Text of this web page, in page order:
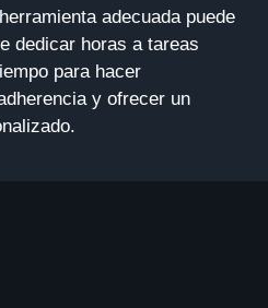
adecuada puede
dedicar horas a tareas
para hacer
y ofrecer un